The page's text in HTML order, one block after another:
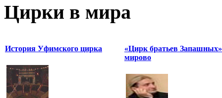
Цирки в мира
История Уфимского цирка
«Цирк братьев
мирово